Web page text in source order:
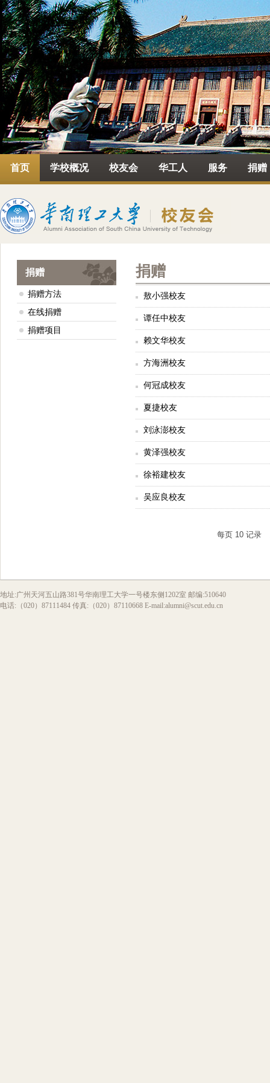
首页 学校概况 校友会 华工人 服务 捐赠
捐赠
捐赠方法
在线捐赠
捐赠项目
捐赠
敖小强校友
谭任中校友
赖文华校友
方海洲校友
何冠成校友
夏捷校友
刘泳澎校友
黄泽强校友
徐裕建校友
吴应良校友
每页 10 记录
地址:广州天河五山路381号华南理工大学一号楼东侧1202室 邮编:510640
电话:（020）87111484 传真:（020）87110668 E-mail:alumni@scut.edu.cn